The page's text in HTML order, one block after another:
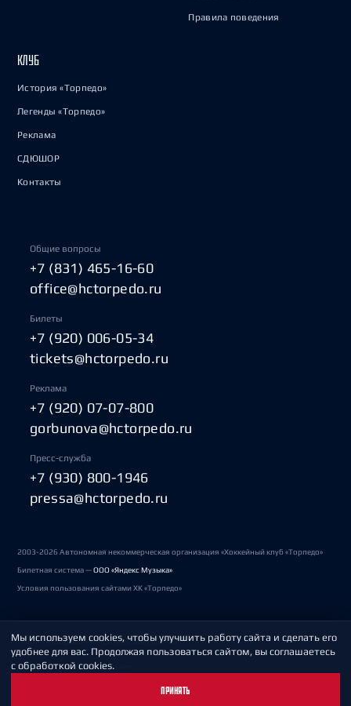
Правила поведения
КЛУБ
История «Торпедо»
Легенды «Торпедо»
Реклама
СДЮШОР
Контакты
Общие вопросы
+7 (831) 465-16-60
office@hctorpedo.ru
Билеты
+7 (920) 006-05-34
tickets@hctorpedo.ru
Реклама
+7 (920) 07-07-800
gorbunova@hctorpedo.ru
Пресс-служба
+7 (930) 800-1946
pressa@hctorpedo.ru
2003-2026 Автономная некоммерческая организация «Хоккейный клуб «Торпедо»
Билетная система —ООО «Яндекс Музыка»
Условия пользования сайтами ХК «Торпедо»
Политика обработки персональных данных
Пользовательское соглашение
Мы используем cookies, чтобы улучшить работу сайта и сделать его
удобнее для вас. Продолжая пользоваться сайтом, вы соглашаетесь
с обработкой cookies.
ПРИНЯТЬ